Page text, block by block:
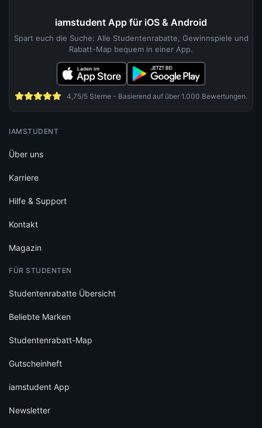
iamstudent App für iOS & Android
Spart euch die Suche: Alle Studentenrabatte, Gewinnspiele und
Rabatt-Map bequem in einer App.
4,75/5 Sterne - Basierend auf über 1.000 Bewertungen.
IAMSTUDENT
Über uns
Karriere
Hilfe & Support
Kontakt
Magazin
FÜR STUDENTEN
Studentenrabatte Übersicht
Beliebte Marken
Studentenrabatt-Map
Gutscheinheft
iamstudent App
Newsletter